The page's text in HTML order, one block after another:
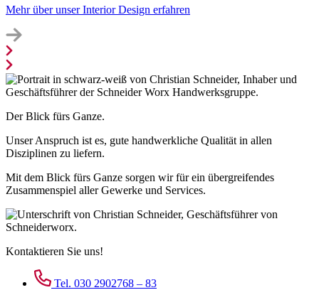
Mehr über unser Interior Design erfahren
Der Blick fürs Ganze.
Unser Anspruch ist es, gute handwerkliche Qualität in allen
Disziplinen zu liefern.
Mit dem Blick fürs Ganze sorgen wir für ein übergreifendes
Zusammenspiel aller Gewerke und Services.
Kontaktieren Sie uns!
Tel. 030 2902768 – 83